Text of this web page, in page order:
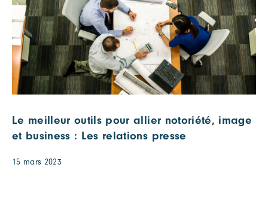
Le meilleur outils pour allier notoriété, image
et business : Les relations presse
15 mars 2023